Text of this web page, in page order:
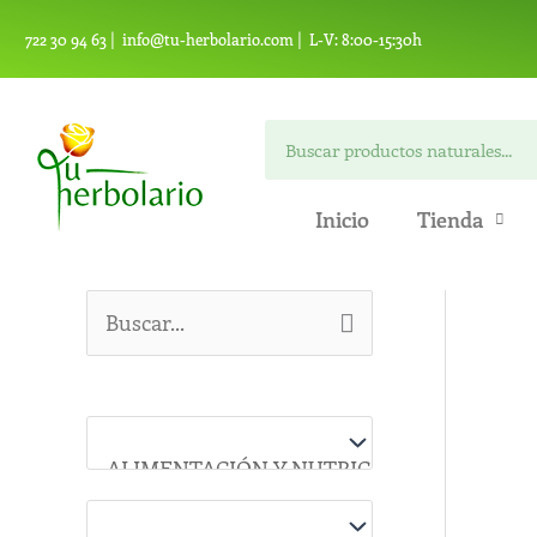
contenido
722 30 94 63 | info@tu-herbolario.com | L-V: 8:00-15:30h
Inicio Tienda
s
a